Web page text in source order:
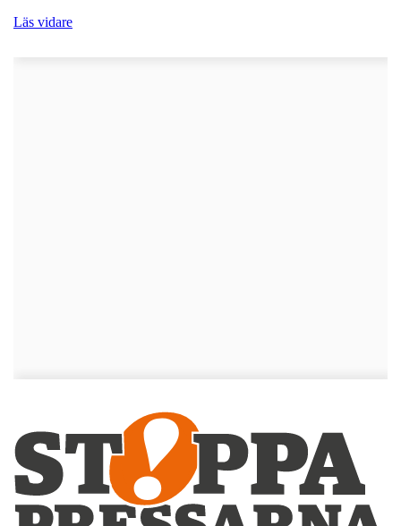
Läs vidare